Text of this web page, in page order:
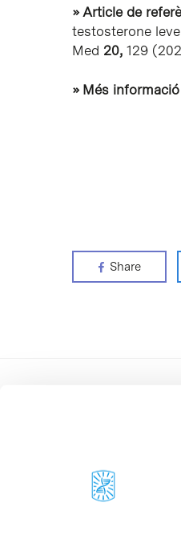
» Article de
testosterone
Med 20, 129
» Més
Share
C/Baldiri Reixac, 4-